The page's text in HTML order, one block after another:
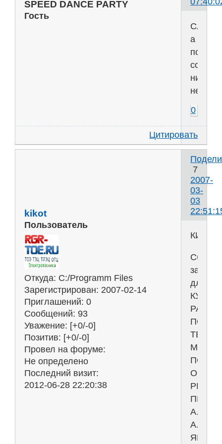
SPEED DANCE PARTY
Гость
а
по
ничего
нет?
0
Цитировать
7
2007-
03-
03
kikot
Пользователь
Откуда: C:/Programm Files
Зарегистрирован: 2007-02-14
Приглашений: 0
Сообщений: 93
Уважение: [+0/-0]
Позитив: [+0/-0]
Провел на форуме:
Не определено
Последний визит:
2012-06-28 22:20:38
для
РАБОТ
ПО
ПОД
ПРОФ.
А.
А.